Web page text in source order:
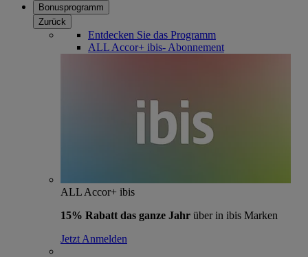
Bonusprogramm
Zurück
Entdecken Sie das Programm
ALL Accor+ ibis- Abonnement
ALL Accor+ ibis
15% Rabatt das ganze Jahr über in ibis Marken
Jetzt Anmelden